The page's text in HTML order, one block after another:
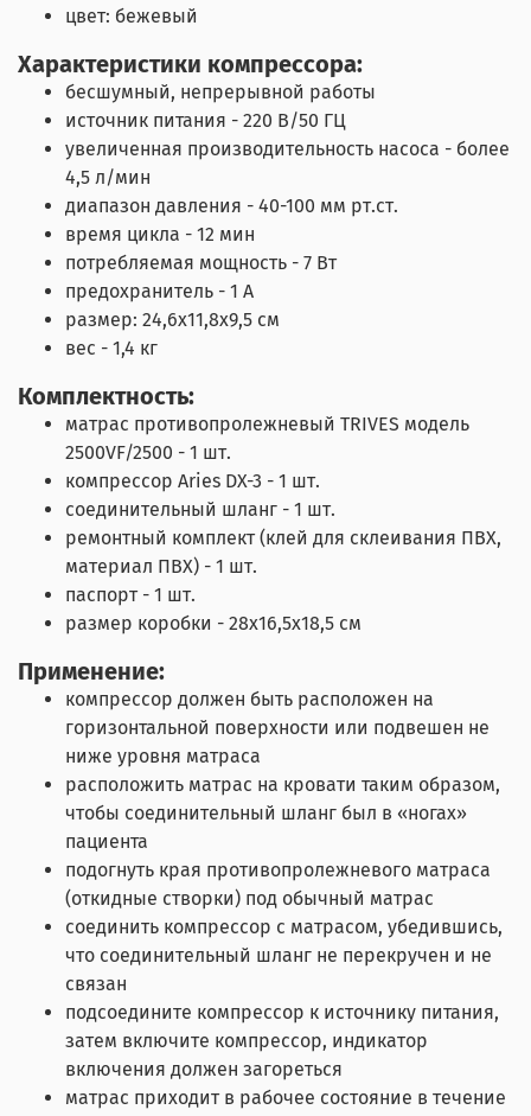
цвет: бежевый
Характеристики компрессора:
бесшумный, непрерывной работы
источник питания - 220 В/50 ГЦ
увеличенная производительность насоса - более
4,5 л/мин
диапазон давления - 40-100 мм рт.ст.
время цикла - 12 мин
потребляемая мощность - 7 Вт
предохранитель - 1 А
размер: 24,6x11,8x9,5 см
вес - 1,4 кг
Комплектность:
матрас противопролежневый TRIVES модель
2500VF/2500 - 1 шт.
компрессор Aries DX-3 - 1 шт.
соединительный шланг - 1 шт.
ремонтный комплект (клей для склеивания ПВХ,
материал ПВХ) - 1 шт.
паспорт - 1 шт.
размер коробки - 28x16,5x18,5 см
Применение:
компрессор должен быть расположен на
горизонтальной поверхности или подвешен не
ниже уровня матраса
расположить матрас на кровати таким образом,
чтобы соединительный шланг был в «ногах»
пациента
подогнуть края противопролежневого матраса
(откидные створки) под обычный матрас
соединить компрессор с матрасом, убедившись,
что соединительный шланг не перекручен и не
связан
подсоедините компрессор к источнику питания,
затем включите компрессор, индикатор
включения должен загореться
матрас приходит в рабочее состояние в течение